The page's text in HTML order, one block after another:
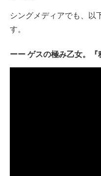
シングメディアでも、以
す。
ゲスの極み乙女。『